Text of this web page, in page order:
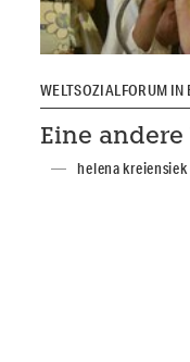
WELTSOZIALFORUM IN
Eine
helena kreiensiek